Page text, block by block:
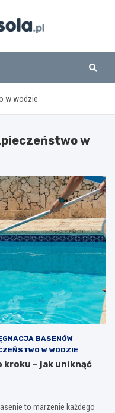
w wodzie
w
BASENÓW
W WODZIE
kroku – jak uniknąć
to marzenie każdego